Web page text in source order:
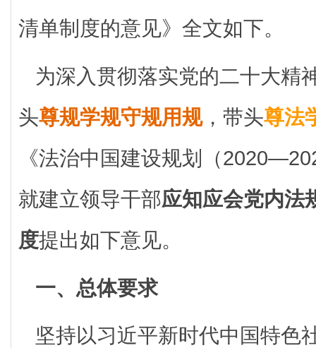
清单制度的意见》全文如下。
为深入贯彻落实党的二十大精
头尊规学规守规用规，带头尊法
《法治中国建设规划（
就建立领导干部应知应会党内法
度提出如下意见。
一、总体要求
坚持以习近平新时代中国特色